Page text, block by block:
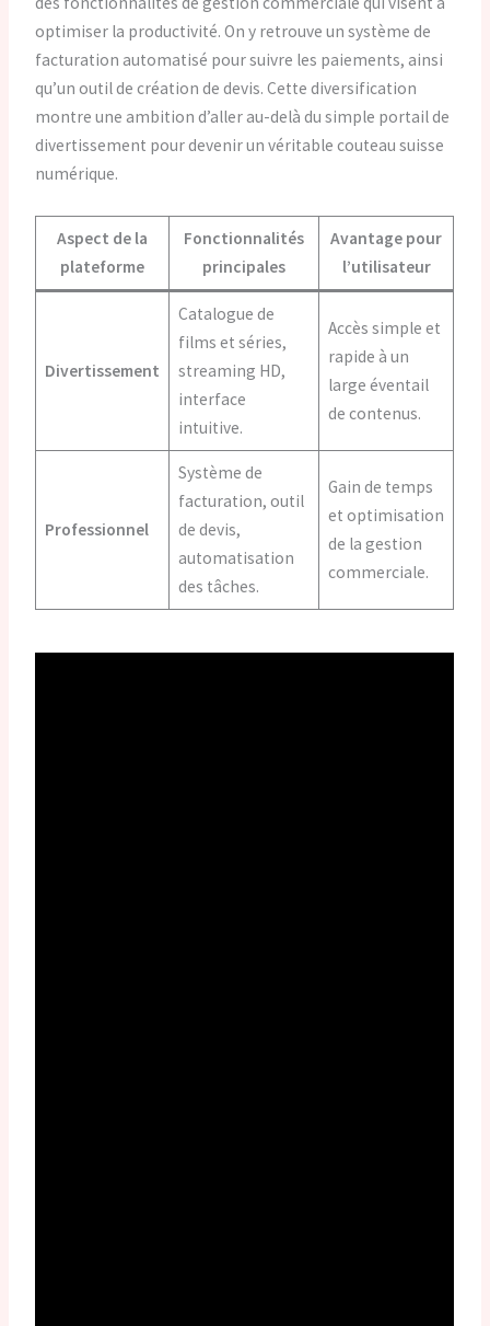
optimiser la productivité. On y retrouve un système de
facturation automatisé pour suivre les paiements, ainsi
qu’un outil de création de devis. Cette diversification
montre une ambition d’aller au-delà du simple portail de
divertissement pour devenir un véritable couteau suisse
numérique.
Aspect de la
plateforme
Fonctionnalités
principales
Avantage pour
l’utilisateur
Divertissement
Catalogue de
films et séries,
streaming HD,
interface
intuitive.
Accès simple et
rapide à un
large éventail
de contenus.
Professionnel
Système de
facturation, outil
de devis,
automatisation
des tâches.
Gain de temps
et optimisation
de la gestion
commerciale.